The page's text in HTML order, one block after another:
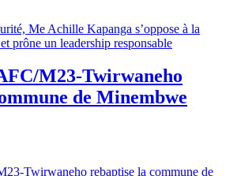
M23-Twirwaneho
de Minembwe